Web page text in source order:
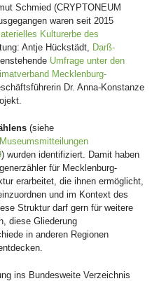
Schmied (CRYPTONEUM
waren seit 2015
Kulturerbe des
Antje Hückstädt, Darß-
Umfrage unter den
Mecklenburg-
Dr. Anna-Konstanze
(siehe
) wurden identifiziert. Damit haben
für Mecklenburg-
erarbeitet, die ihnen ermöglicht,
und im Kontext des
Struktur darf gern für weitere
diese Gliederung
in anderen Regionen
ins Bundesweite Verzeichnis